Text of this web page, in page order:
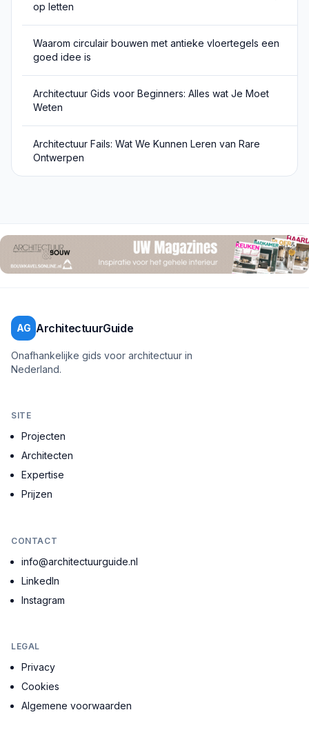
op letten
Waarom circulair bouwen met antieke vloertegels een
goed idee is
Architectuur Gids voor Beginners: Alles wat Je Moet
Weten
Architectuur Fails: Wat We Kunnen Leren van Rare
Ontwerpen
AG ArchitectuurGuide
Onafhankelijke gids voor architectuur in
Nederland.
SITE
Projecten
Architecten
Expertise
Prijzen
CONTACT
info@architectuurguide.nl
LinkedIn
Instagram
LEGAL
Privacy
Cookies
Algemene voorwaarden